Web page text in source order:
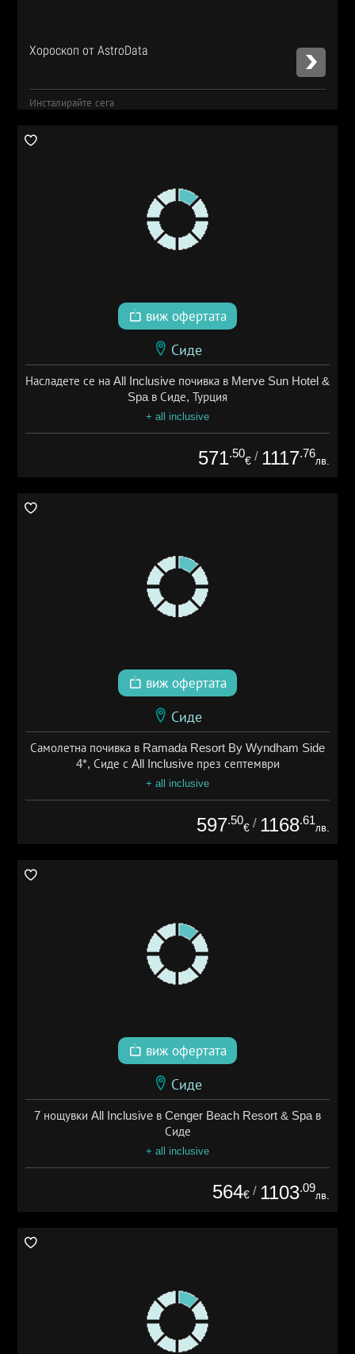
Хороскоп от AstroData
Инсталирайте сега
виж офертата
Сиде
Насладете се на All Inclusive почивка в Merve Sun Hotel &
Spa в Сиде, Турция
+ all inclusive
571.50
€ / 1117.76
лв.
виж офертата
Сиде
Самолетна почивка в Ramada Resort By Wyndham Side
4*, Сиде с All Inclusive през септември
+ all inclusive
597.50
€ / 1168.61
лв.
виж офертата
Сиде
7 нощувки All Inclusive в Cenger Beach Resort & Spa в
Сиде
+ all inclusive
564€ / 1103.09
лв.